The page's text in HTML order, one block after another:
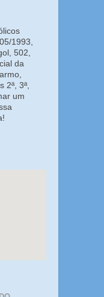
1993,
502,
da
2ª, 3ª,
um